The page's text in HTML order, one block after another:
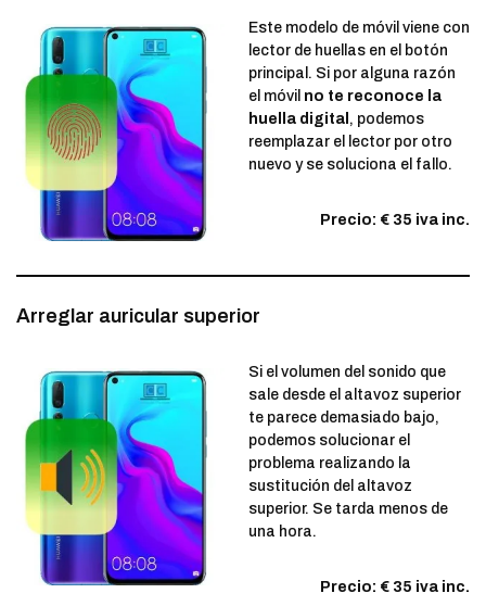
Este modelo de móvil viene con
lector de huellas en el botón
principal. Si por alguna razón
el móvil no te reconoce la
huella digital , podemos
reemplazar el lector por otro
nuevo y se soluciona el fallo.
Precio: € 35 iva inc.
Arreglar auricular superior
Si el volumen del sonido que
sale desde el altavoz superior
te parece demasiado bajo,
podemos solucionar el
problema realizando la
sustitución del altavoz
superior. Se tarda menos de
una hora.
Precio: € 35 iva inc.